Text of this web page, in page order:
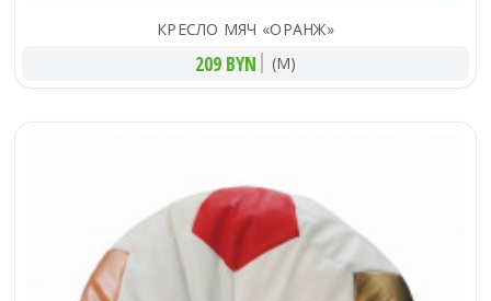
КРЕСЛО МЯЧ «ОРАНЖ»
209 BYN (M)